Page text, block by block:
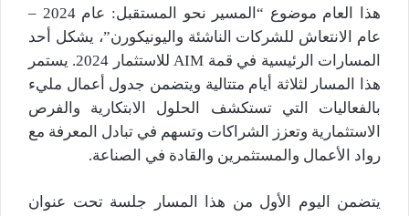
هذا العام موضوع “المسير نحو المستقبل: عام 2024 –
عام الانتعاش للشركات الناشئة واليونيكورن”، يشكل أحد
المسارات الرئيسية في قمة AIM للاستثمار 2024. يستمر
هذا المسار لثلاثة أيام متتالية ويتضمن جدول أعمال مليء
بالفعاليات التي تستكشف الحلول الابتكارية والفرص
الاستثمارية وتعزز الشراكات وتسهم في تبادل المعرفة مع
رواد الأعمال والمستثمرين والقادة في الصناعة.
يتضمن اليوم الأول من هذا المسار جلسة تحت عنوان